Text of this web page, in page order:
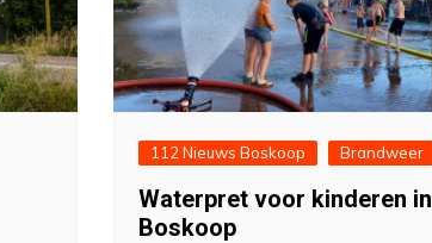
112 Nieuws Boskoop Brandweer
Waterpret voor kinderen in
Boskoop